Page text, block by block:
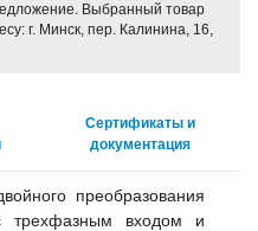
Выбранный товар
г. Минск, пер. Калинина, 16,
Сертификаты и
документация
преобразования
входом и